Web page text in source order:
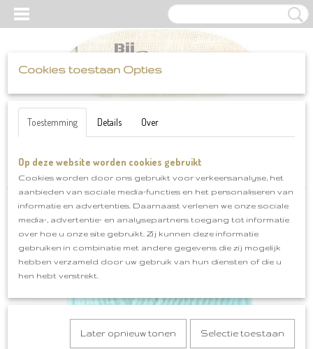
Inloggen Registreren UW WINKELWAGEN
Home >Scheepjes>Colour Crafter >Scheepjes Colour Crafter
Eelde klnr 1422
Cookies toestaan Opties
Toestemming Details Over
Op deze website worden cookies gebruikt
Cookies worden door ons gebruikt voor verkeersanalyse, het
aanbieden van sociale media-functies en het personaliseren van
informatie en advertenties. Daarnaast verlenen we onze sociale
media-, advertentie- en analysepartners toegang tot informatie
over hoe u onze site gebruikt. Zij kunnen deze informatie
gebruiken in combinatie met andere gegevens die zij mogelijk
hebben verzameld door uw gebruik van hun diensten of die u
hen hebt verstrekt.
Later opnieuw tonen Selectie toestaan